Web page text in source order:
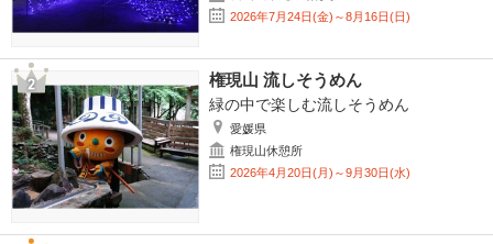
2026年7月24日(金)～8月16日(日)
権現山 流しそうめん
緑の中で楽しむ流しそうめん
愛媛県
権現山休憩所
2026年4月20日(月)～9月30日(水)